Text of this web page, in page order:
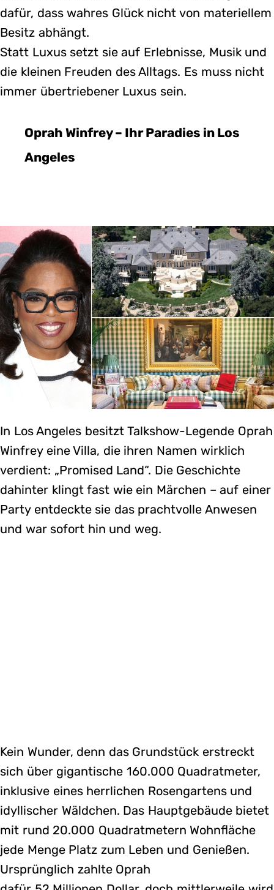
dafür, dass wahres Glück nicht von materiellem
Besitz abhängt.
Statt Luxus setzt sie auf Erlebnisse, Musik und
die kleinen Freuden des Alltags. Es muss nicht
immer übertriebener Luxus sein.
Oprah Winfrey – Ihr Paradies in Los
Angeles
In Los Angeles besitzt Talkshow-Legende Oprah
Winfrey eine Villa, die ihren Namen wirklich
verdient: „Promised Land“. Die Geschichte
dahinter klingt fast wie ein Märchen – auf einer
Party entdeckte sie das prachtvolle Anwesen
und war sofort hin und weg.
Kein Wunder, denn das Grundstück erstreckt
sich über gigantische 160.000 Quadratmeter,
inklusive eines herrlichen Rosengartens und
idyllischer Wäldchen. Das Hauptgebäude bietet
mit rund 20.000 Quadratmetern Wohnfläche
jede Menge Platz zum Leben und Genießen.
Ursprünglich zahlte Oprah